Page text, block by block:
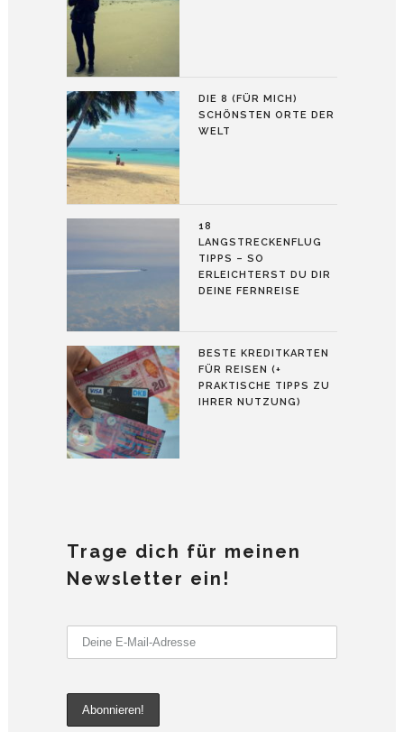
DIE 8 (FÜR MICH)
SCHÖNSTEN ORTE DER
WELT
18
LANGSTRECKENFLUG
TIPPS – SO
ERLEICHTERST DU DIR
DEINE FERNREISE
BESTE KREDITKARTEN
FÜR REISEN (+
PRAKTISCHE TIPPS ZU
IHRER NUTZUNG)
Trage dich für meinen
Newsletter ein!